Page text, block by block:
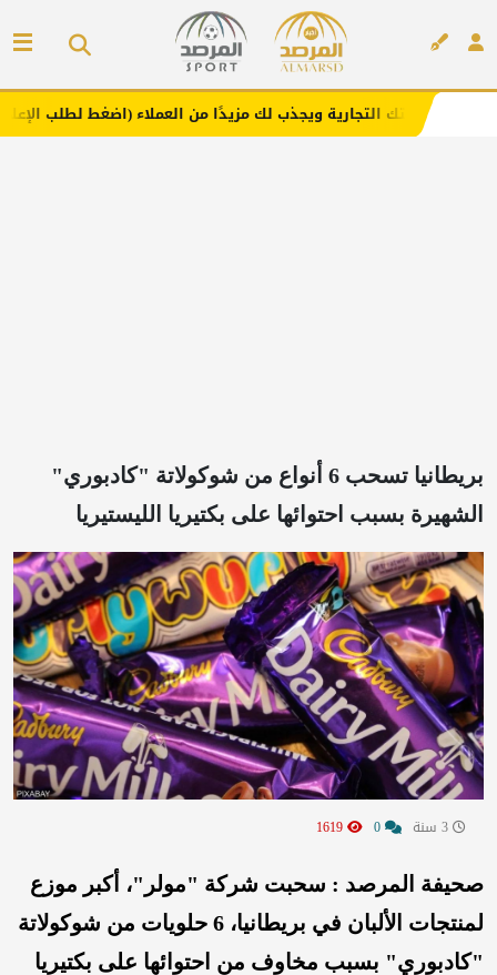
ويجذب لك مزيدًا من العملاء (اضغط لطلب الإعلان)
بريطانيا تسحب 6 أنواع من شوكولاتة "كادبوري"
الشهيرة بسبب احتوائها على بكتيريا الليستيريا
صحيفة المرصد : سحبت شركة "مولر"، أكبر موزع
لمنتجات الألبان في بريطانيا، 6 حلويات من شوكولاتة
"كادبوري" بسبب مخاوف من احتوائها على بكتيريا